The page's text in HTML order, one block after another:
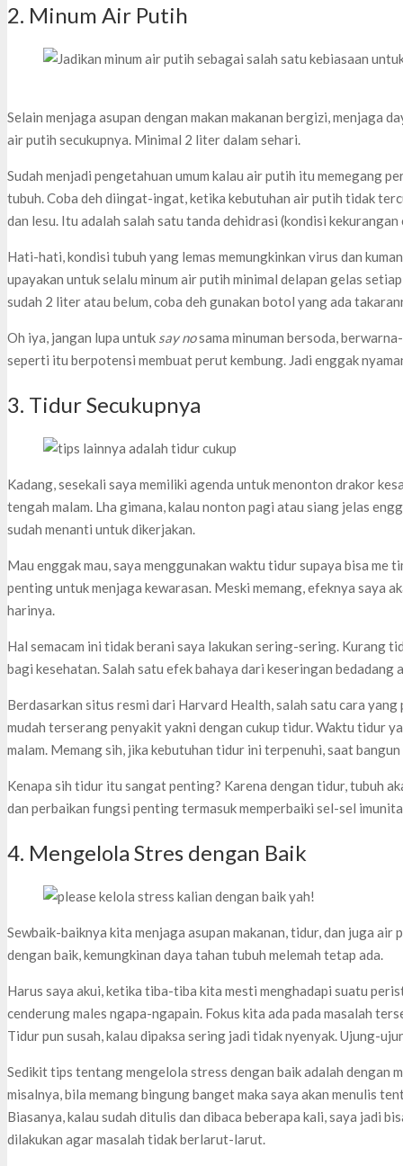
2. Minum Air Putih
Selain menjaga asupan dengan makan makanan bergizi, menjaga
air putih secukupnya. Minimal 2 liter dalam sehari.
Sudah menjadi pengetahuan umum kalau air putih itu memegang
tubuh. Coba deh diingat-ingat, ketika kebutuhan air putih tidak
dan lesu. Itu adalah salah satu tanda dehidrasi (kondisi kekurangan
Hati-hati, kondisi tubuh yang lemas memungkinkan virus dan
upayakan untuk selalu minum air putih minimal delapan gelas
sudah 2 liter atau belum, coba deh gunakan botol yang ada
Oh iya, jangan lupa untuk say nosama minuman bersoda,
seperti itu berpotensi membuat perut kembung. Jadi enggak
3. Tidur Secukupnya
Kadang, sesekali saya memiliki agenda untuk menonton drakor
tengah malam. Lha gimana, kalau nonton pagi atau siang jelas
sudah menanti untuk dikerjakan.
Mau enggak mau, saya menggunakan waktu tidur supaya bisa me
penting untuk menjaga kewarasan. Meski memang, efeknya saya
harinya.
Hal semacam ini tidak berani saya lakukan sering-sering. Kurang
bagi kesehatan. Salah satu efek bahaya dari keseringan bedadang
Berdasarkan situs resmi dari Harvard Health, salah satu cara
mudah terserang penyakit yakni dengan cukup tidur. Waktu tidur
malam. Memang sih, jika kebutuhan tidur ini terpenuhi, saat
Kenapa sih tidur itu sangat penting? Karena dengan tidur, tubuh
dan perbaikan fungsi penting termasuk memperbaiki sel-sel
4. Mengelola Stres dengan Baik
Sewbaik-baiknya kita menjaga asupan makanan, tidur, dan juga
dengan baik, kemungkinan daya tahan tubuh melemah tetap ada.
Harus saya akui, ketika tiba-tiba kita mesti menghadapi suatu
cenderung males ngapa-ngapain. Fokus kita ada pada masalah
Tidur pun susah, kalau dipaksa sering jadi tidak nyenyak. Ujung-
Sedikit tips tentang mengelola stress dengan baik adalah dengan
misalnya, bila memang bingung banget maka saya akan menulis
Biasanya, kalau sudah ditulis dan dibaca beberapa kali, saya jadi
dilakukan agar masalah tidak berlarut-larut.